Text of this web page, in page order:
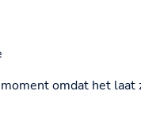
omdat het laat